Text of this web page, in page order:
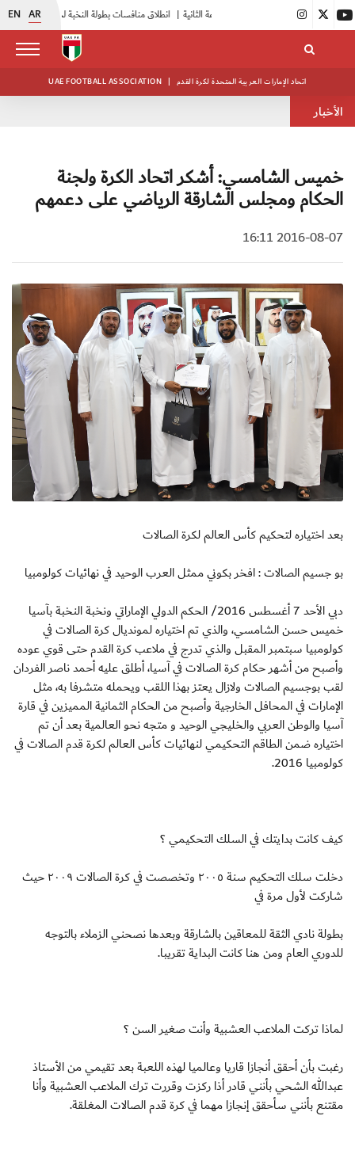
EN ARأبيض الشباب يواصل تدريباته في معسكره بأبوظبي انطلاق منافسات بطولة النخبة لحرس الرئاسة
UAE FOOTBALL ASSOCIATION | اتحاد الإمارات العربية المتحدة لكرة القدم
الأخبار
خميس الشامسي: أشكر اتحاد الكرة ولجنة
الحكام ومجلس الشارقة الرياضي على دعمهم
2016-08-07 16:11
بعد اختياره لتحكيم كأس العالم لكرة الصالات
بو جسيم الصالات : افخر بكوني ممثل العرب الوحيد في نهائيات كولومبيا
دبي الأحد 7 أغسطس 2016/ الحكم الدولي الإماراتي ونخبة النخبة بآسيا
خميس حسن الشامسي، والذي تم اختياره لمونديال كرة الصالات في
كولومبيا سبتمبر المقبل والذي تدرج في ملاعب كرة القدم حتى قوي عوده
وأصبح من أشهر حكام كرة الصالات في آسيا، أطلق عليه أحمد ناصر الفردان
لقب بوجسيم الصالات ولازال يعتز بهذا اللقب ويحمله متشرفا به، مثل
الإمارات في المحافل الخارجية وأصبح من الحكام الثمانية المميزين في قارة
آسيا والوطن العربي والخليجي الوحيد و متجه نحو العالمية بعد أن تم
اختياره ضمن الطاقم التحكيمي لنهائيات كأس العالم لكرة قدم الصالات في
كولومبيا 2016.
كيف كانت بدايتك في السلك التحكيمي ؟
دخلت سلك التحكيم سنة ٢٠٠٥ وتخصصت في كرة الصالات ٢٠٠٩ حيث
شاركت لأول مرة في
بطولة نادي الثقة للمعاقين بالشارقة وبعدها نصحني الزملاء بالتوجه
للدوري العام ومن هنا كانت البداية تقريبا.
لماذا تركت الملاعب العشبية وأنت صغير السن ؟
رغبت بأن أحقق أنجازا قاريا وعالميا لهذه اللعبة بعد تقيمي من الأستاذ
عبدالله الشحي بأنني قادر أذا ركزت وقررت ترك الملاعب العشبية وأنا
مقتنع بأنني سأحقق إنجازا مهما في كرة قدم الصالات المغلقة.